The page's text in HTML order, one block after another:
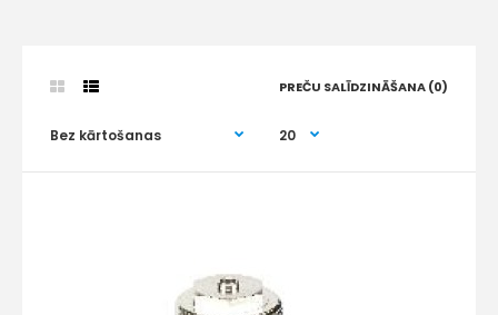
PREČU SALĪDZINĀŠANA (0)